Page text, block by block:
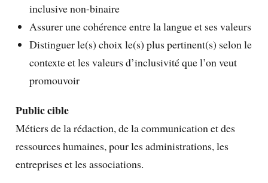
inclusive non-binaire
Assurer une cohérence entre la langue et ses valeurs
Distinguer le(s) choix le(s) plus pertinent(s) selon le
contexte et les valeurs d’inclusivité que l’on veut
promouvoir
Public cible
Métiers de la rédaction, de la communication et des
ressources humaines, pour les administrations, les
entreprises et les associations.